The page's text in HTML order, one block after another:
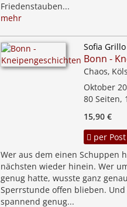
Friedenstauben...
mehr
Sofia Grillo
Bonn -
Chaos,
Oktober
80 Seiten,
15,90 €
per
Wer aus dem einen Schuppen
nächsten wieder hinein. Wer
genug hatte, wusste ganz
Sperrstunde offen blieben.
spannend genug...